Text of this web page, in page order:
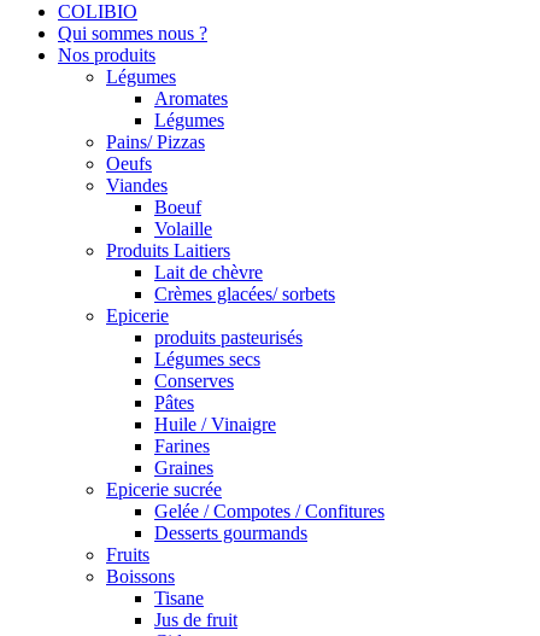
COLIBIO
Qui sommes nous ?
Nos produits
Légumes
Aromates
Légumes
Pains/ Pizzas
Oeufs
Viandes
Boeuf
Volaille
Produits Laitiers
Lait de chèvre
Crèmes glacées/ sorbets
Epicerie
produits pasteurisés
Légumes secs
Conserves
Pâtes
Huile / Vinaigre
Farines
Graines
Epicerie sucrée
Gelée / Compotes / Confitures
Desserts gourmands
Fruits
Boissons
Tisane
Jus de fruit